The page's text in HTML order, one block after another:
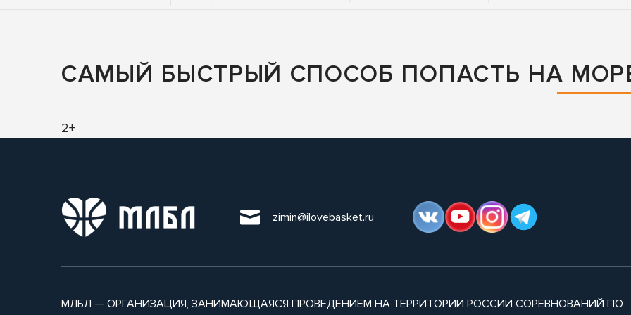
САМЫЙ БЫСТРЫЙ СПОСОБ ПОПАСТЬ НА
2+
zimin@ilovebasket.ru
МЛБЛ — ОРГАНИЗАЦИЯ, ЗАНИМАЮЩАЯСЯ ПРОВЕДЕНИЕМ НА ТЕРРИТОРИИ РОССИИ СОРЕВНОВАНИЙ ПО